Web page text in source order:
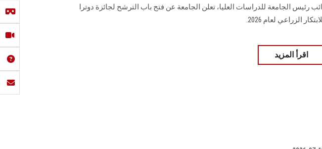
رئيس الجامعة للدراسات العليا، تعلن الجامعة عن فتح باب الترشح لجائزة دوترا
الزراعي لعام 2026.
اقرأ المزيد